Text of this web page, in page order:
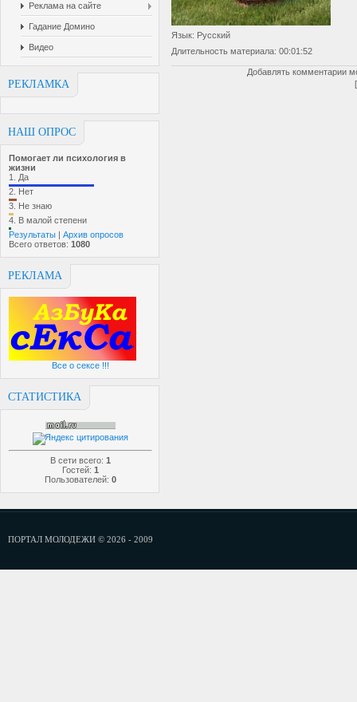
Реклама на сайте
Гадание Домино
Видео
РЕКЛАМКА
НАШ ОПРОС
Помогает ли психология в
жизни
1. Да
2. Нет
3. Не знаю
4. В малой степени
Результаты | Архив опросов
Всего ответов: 1080
РЕКЛАМА
Все о сексе !!!
СТАТИСТИКА
В сети всего: 1
Гостей: 1
Пользователей: 0
Язык: Русский
Длительность материала: 00:01:52
Добавлять комментарии
ПОРТАЛ МОЛОДЕЖИ © 2026 - 2009